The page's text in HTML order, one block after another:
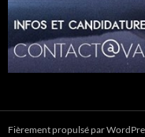
Fièrement propulsé par